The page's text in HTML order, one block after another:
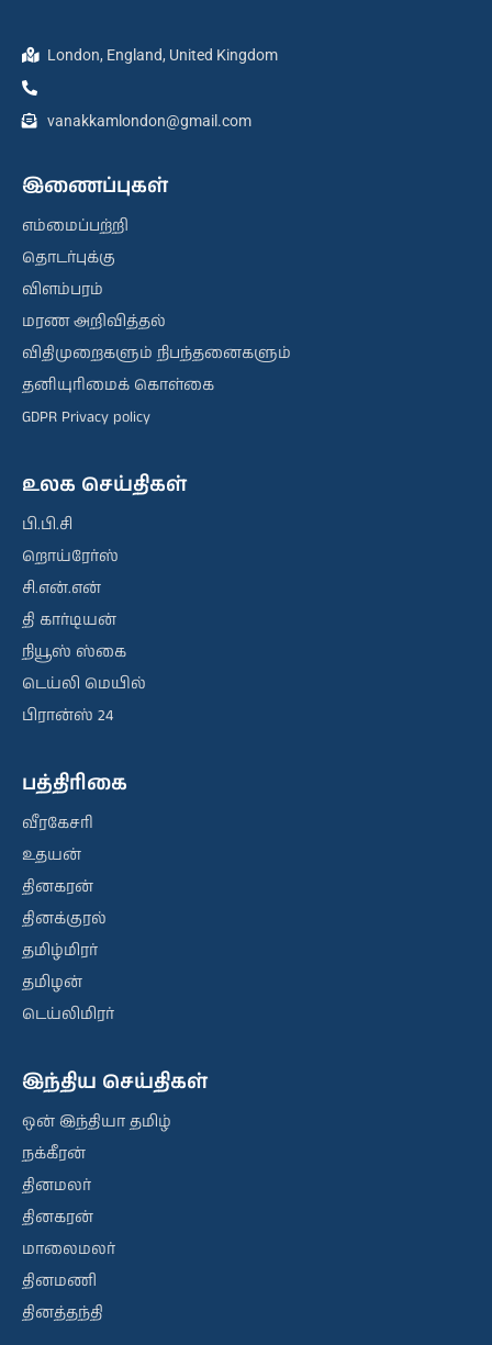
London, England, United Kingdom
vanakkamlondon@gmail.com
இணைப்புகள்
எம்மைப்பற்றி
தொடர்புக்கு
விளம்பரம்
மரண அறிவித்தல்
விதிமுறைகளும் நிபந்தனைகளும்
தனியுரிமைக் கொள்கை
GDPR Privacy policy
உலக செய்திகள்
பி.பி.சி
றொய்ரேர்ஸ்
சி.என்.என்
தி கார்டியன்
நியூஸ் ஸ்கை
டெய்லி மெயில்
பிரான்ஸ் 24
பத்திரிகை
வீரகேசரி
உதயன்
தினகரன்
தினக்குரல்
தமிழ்மிரர்
தமிழன்
டெய்லிமிரர்
இந்திய செய்திகள்
ஒன் இந்தியா தமிழ்
நக்கீரன்
தினமலர்
தினகரன்
மாலைமலர்
தினமணி
தினத்தந்தி